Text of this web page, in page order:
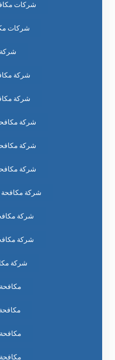
شركات
شركات
شركة
شركة
شركة
شركة
شركة
شركة
شركة
شركة
شركة